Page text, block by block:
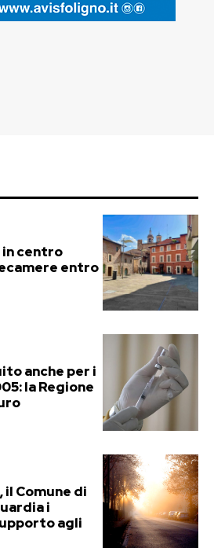
in centro
entro
anche per i
la Regione
Comune di
i
agli